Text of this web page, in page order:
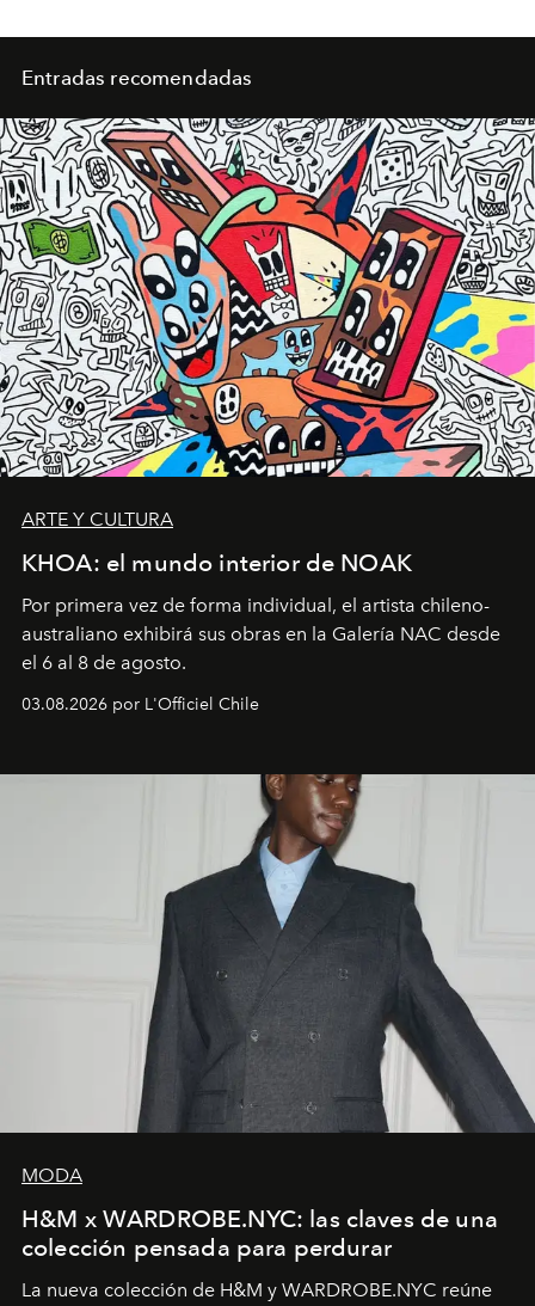
Entradas recomendadas
ARTE Y CULTURA
KHOA: el mundo interior de NOAK
Por primera vez de forma individual, el artista chileno-
australiano exhibirá sus obras en la Galería NAC desde
el 6 al 8 de agosto.
03.08.2026 por L'Officiel Chile
MODA
H&M x WARDROBE.NYC: las claves de una
colección pensada para perdurar
La nueva colección de H&M y WARDROBE.NYC reúne